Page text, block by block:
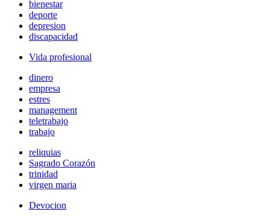
bienestar
deporte
depresion
discapacidad
Vida profesional
dinero
empresa
estres
management
teletrabajo
trabajo
reliquias
Sagrado Corazón
trinidad
virgen maria
Devocion